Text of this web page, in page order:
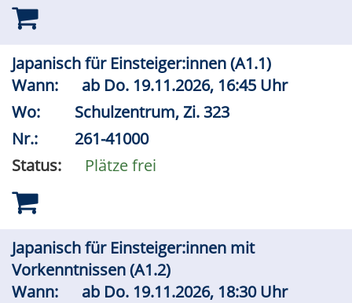
Japanisch für Einsteiger:innen (A1.1)
Wann:
ab Do. 19.11.2026, 16:45 Uhr
Wo:
Schulzentrum, Zi. 323
Nr.:
261-41000
Status:
Plätze frei
Japanisch für Einsteiger:innen mit
Vorkenntnissen (A1.2)
Wann:
ab Do. 19.11.2026, 18:30 Uhr